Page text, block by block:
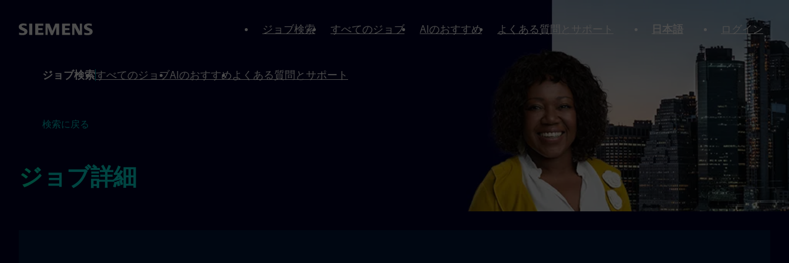
ジョブ検索 すべてのジョブ AIのおすすめ よくある質問とサポート 日本語 ログイン
ジョブ検索すべてのジョブAIのおすすめよくある質問とサポート
検索に戻る
ジョブ詳細